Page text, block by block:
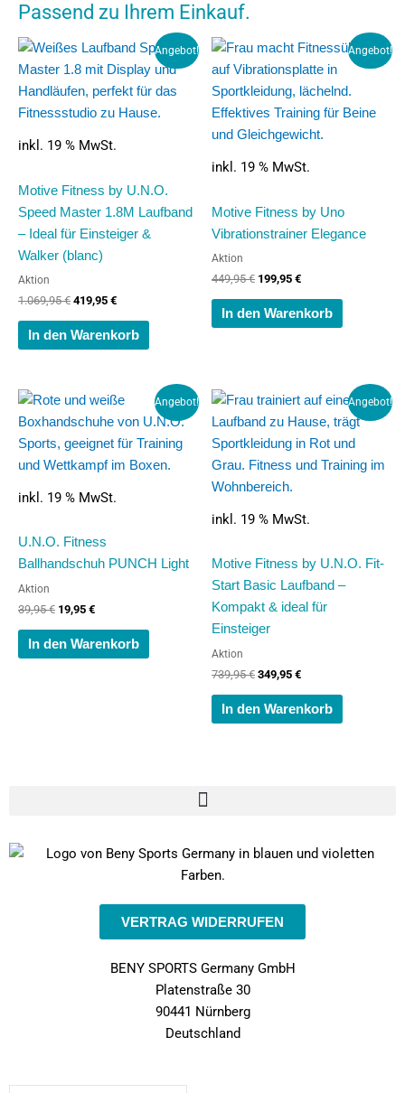
Passend zu Ihrem Einkauf.
Angebot!
inkl. 19 % MwSt.
Motive Fitness by U.N.O.
Speed Master 1.8M Laufband
– Ideal für Einsteiger &
Walker (blanc)
Aktion
1.069,95€
Ursprünglicher
war:
1.069,95 €
419,95 €
Aktueller
ist:
419,95 €.
In den Warenkorb
Angebot!
inkl. 19 % MwSt.
Motive Fitness by Uno
Vibrationstrainer Elegance
Aktion
449,95€
Ursprünglicher
war:
449,95 €
199,95 €
Aktueller
ist:
199,95 €.
In den Warenkorb
Angebot!
inkl. 19 % MwSt.
U.N.O. Fitness
Ballhandschuh PUNCH Light
Aktion
39,95€
Ursprünglicher
war:
39,95 €
19,95 €
Aktueller
ist:
19,95 €.
In den Warenkorb
Angebot!
inkl. 19 % MwSt.
Motive Fitness by U.N.O. Fit-
Start Basic Laufband –
Kompakt & ideal für
Einsteiger
Aktion
739,95€
Ursprünglicher
war:
739,95 €
349,95 €
Aktueller
ist:
349,95 €.
In den Warenkorb
VERTRAG WIDERRUFEN
BENY SPORTS Germany GmbH
Platenstraße 30
90441 Nürnberg
Deutschland